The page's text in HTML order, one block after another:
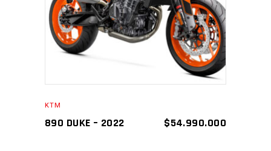
KTM
890 DUKE – 2022 $54.990.000